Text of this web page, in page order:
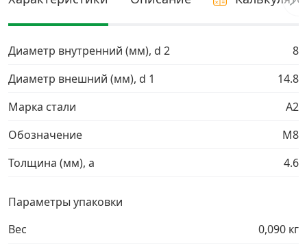
Грузовой крепеж
Кронштейны и крюки хозяйственные
Нержавеющий крепеж ›
Диаметр внутренний (мм), d 2
8
Диаметр внешний (мм), d 1
14.8
Марка стали
A2
Обозначение
М8
Толщина (мм), a
4.6
Параметры упаковки
Вес
0,090 кг